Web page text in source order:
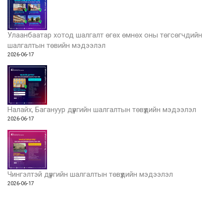
Улаанбаатар хотод шалгалт өгөх өмнөх оны төгсөгчдийн
шалгалтын төвийн мэдээлэл
2026-06-17
Налайх, Багануур дүүргийн шалгалтын төвүүдийн мэдээлэл
2026-06-17
Чингэлтэй дүүргийн шалгалтын төвүүдийн мэдээлэл
2026-06-17